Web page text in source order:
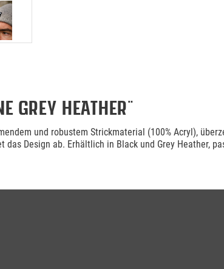
Grey Heather"
und robustem Strickmaterial (100% Acryl),
Design ab. Erhältlich in Black und Grey Heather,